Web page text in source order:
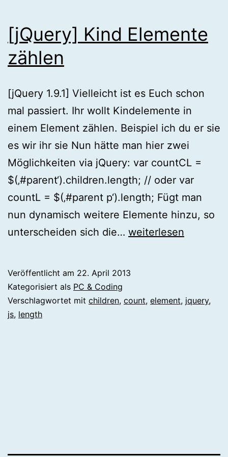
[jQuery] Kind Elemente
zählen
[jQuery 1.9.1] Vielleicht ist es Euch schon
mal passiert. Ihr wollt Kindelemente in
einem Element zählen. Beispiel ich du er sie
es wir ihr sie Nun hätte man hier zwei
Möglichkeiten via jQuery: var countCL =
$(‚#parent‘).children.length; // oder var
countL = $(‚#parent p‘).length; Fügt man
nun dynamisch weitere Elemente hinzu, so
unterscheiden sich die… [jQuery]
weiterlesen
Veröffentlicht am 22. April 2013
Kategorisiert als PC & Coding
Verschlagwortet mit children, count, element, jquery,
js, length